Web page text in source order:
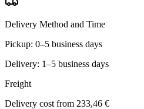
Delivery Method and Time
Pickup: 0–5 business days
Delivery: 1–5 business days
Freight
Delivery cost from 233,46 €